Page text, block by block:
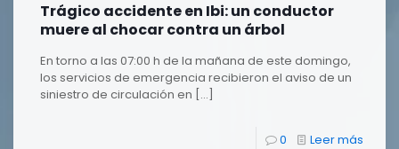
Trágico accidente en Ibi: un conductor
muere al chocar contra un árbol
En torno a las 07:00 h de la mañana de este domingo,
los servicios de emergencia recibieron el aviso de un
siniestro de circulación en […]
0 Leer más